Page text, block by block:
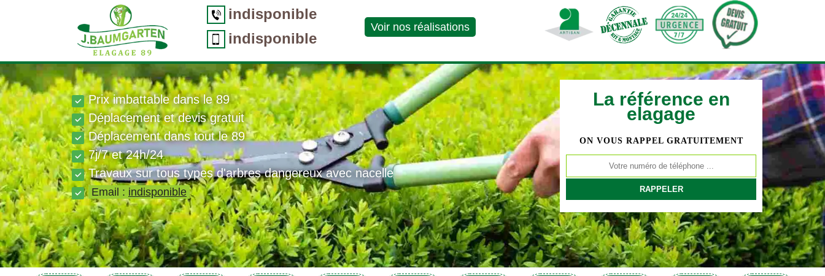
indisponible
indisponible
Voir nos réalisations
La référence en
elagage
ON VOUS RAPPEL GRATUITEMENT
Prix imbattable dans le 89
Déplacement et devis gratuit
Déplacement dans tout le 89
7j/7 et 24h/24
Travaux sur tous types d'arbres dangereux avec nacelle
Email : indisponible